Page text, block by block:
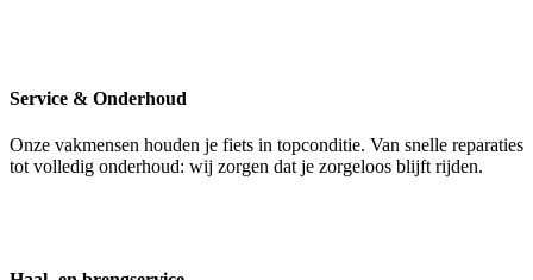
Service & Onderhoud
Onze vakmensen houden je fiets in topconditie. Van snelle reparaties
tot volledig onderhoud: wij zorgen dat je zorgeloos blijft rijden.